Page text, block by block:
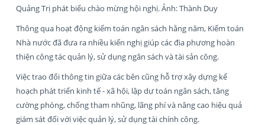
Quảng Trị phát biểu chào mừng hội nghị. Ảnh: Thành Duy
Thông qua hoạt động kiểm toán ngân sách hằng năm, Kiểm toán
Nhà nước đã đưa ra nhiều kiến nghị giúp các địa phương hoàn
thiện công tác quản lý, sử dụng ngân sách và tài sản công.
Việc trao đổi thông tin giữa các bên cũng hỗ trợ xây dựng kế
hoạch phát triển kinh tế - xã hội, lập dự toán ngân sách, tăng
cường phòng, chống tham nhũng, lãng phí và nâng cao hiệu quả
giám sát đối với việc quản lý, sử dụng tài chính công.